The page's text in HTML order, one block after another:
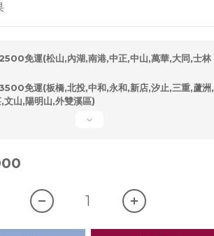
免運(松山,內湖,南港,中正,中山,萬華,大同,士林
免運(板橋,北投,中和,永和,新店,汐止,三重,蘆洲,
文山,陽明山,外雙溪區)